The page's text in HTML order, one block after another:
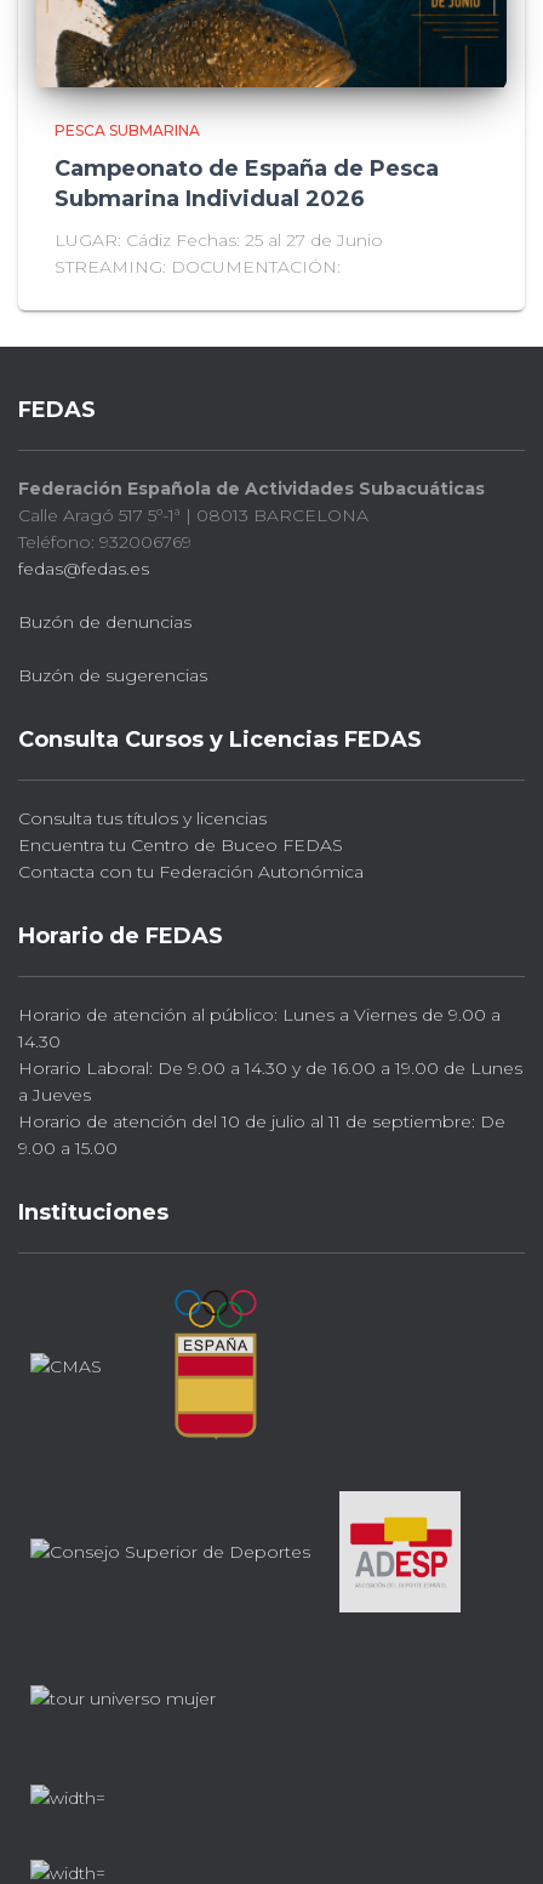
PESCA SUBMARINA
Campeonato de España de Pesca
Submarina Individual 2026
LUGAR: Cádiz Fechas: 25 al 27 de Junio
STREAMING: DOCUMENTACIÓN:
FEDAS
Federación Española de Actividades Subacuáticas
Calle Aragó 517 5º-1ª | 08013 BARCELONA
Teléfono: 932006769
fedas@fedas.es
Buzón de denuncias
Buzón de sugerencias
Consulta Cursos y Licencias FEDAS
Consulta tus títulos y licencias
Encuentra tu Centro de Buceo FEDAS
Contacta con tu Federación Autonómica
Horario de FEDAS
Horario de atención al público: Lunes a Viernes de 9.00 a
14.30
Horario Laboral: De 9.00 a 14.30 y de 16.00 a 19.00 de Lunes
a Jueves
Horario de atención del 10 de julio al 11 de septiembre: De
9.00 a 15.00
Instituciones